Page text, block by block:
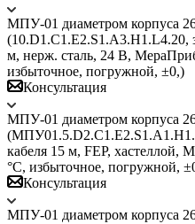
МПУ-01 диаметром корпуса
(10.D1.C1.E2.S1.A3.H1.L4.20,
м, нерж. сталь, 24 В,
избыточное, погружной, ±0,)
Консультация
МПУ-01 диаметром корпуса
кабеля 15 м, FEP, хастеллой,
°C, избыточное, погружной,
Консультация
МПУ-01 диаметром корпуса